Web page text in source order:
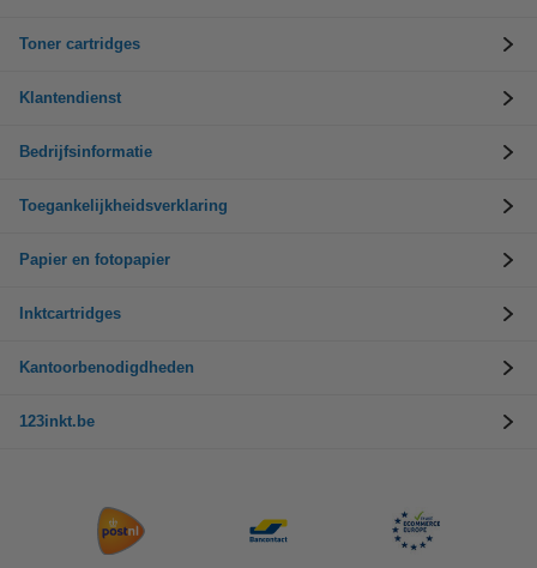
Toner cartridges
Klantendienst
Bedrijfsinformatie
Toegankelijkheidsverklaring
Papier en fotopapier
Inktcartridges
Kantoorbenodigdheden
123inkt.be